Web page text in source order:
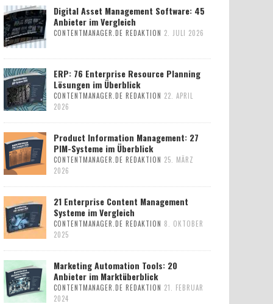
Digital Asset Management Software: 45
Anbieter im Vergleich
CONTENTMANAGER.DE REDAKTION 2. JULI 2026
ERP: 76 Enterprise Resource Planning
Lösungen im Überblick
CONTENTMANAGER.DE REDAKTION 22. APRIL
2026
Product Information Management: 27
PIM-Systeme im Überblick
CONTENTMANAGER.DE REDAKTION 25. MÄRZ
2026
21 Enterprise Content Management
Systeme im Vergleich
CONTENTMANAGER.DE REDAKTION 8. OKTOBER
2025
Marketing Automation Tools: 20
Anbieter im Marktüberblick
CONTENTMANAGER.DE REDAKTION 21. FEBRUAR
2024